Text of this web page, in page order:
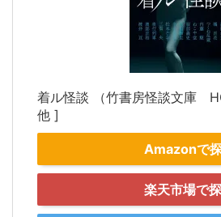
着ル怪談 （竹書房怪談文庫
他 ]
Amazonで
楽天市場で